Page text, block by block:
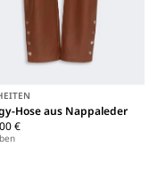
Hose aus Nappaleder
€